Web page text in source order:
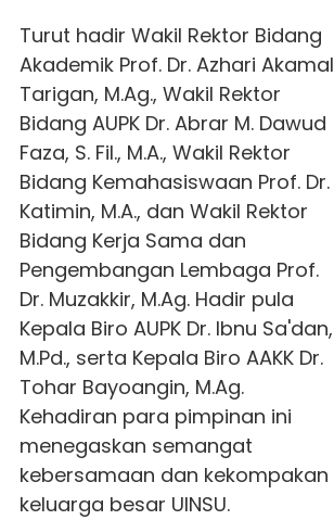
Turut hadir Wakil Rektor Bidang
Akademik Prof. Dr. Azhari Akamal
Tarigan, M.Ag., Wakil Rektor
Bidang AUPK Dr. Abrar M. Dawud
Faza, S. Fil., M.A., Wakil Rektor
Bidang Kemahasiswaan Prof. Dr.
Katimin, M.A., dan Wakil Rektor
Bidang Kerja Sama dan
Pengembangan Lembaga Prof.
Dr. Muzakkir, M.Ag. Hadir pula
Kepala Biro AUPK Dr. Ibnu Sa'dan,
M.Pd., serta Kepala Biro AAKK Dr.
Tohar Bayoangin, M.Ag.
Kehadiran para pimpinan ini
menegaskan semangat
kebersamaan dan kekompakan
keluarga besar UINSU.